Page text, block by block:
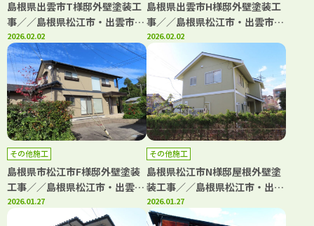
島根県出雲市T様邸外壁塗装工
事／／島根県松江市・出雲市・
大田市・雲南市・鳥取県米子
市・境港市の「きじま塗装」
2026.02.02
島根県出雲市H様邸外壁塗装工
事／／島根県松江市・出雲市・
大田市・雲南市・鳥取県米子
市・境港市の「きじま塗装」
2026.02.02
その他施工
島根県市松江市F様邸外壁塗装
工事／／島根県松江市・出雲
市・大田市・雲南市・鳥取県米
子市・境港市の「きじま塗装」
2026.01.27
その他施工
島根県松江市N様邸屋根外壁塗
装工事／／島根県松江市・出雲
市・大田市・雲南市・鳥取県米
子市・境港市の「きじま塗装」
2026.01.27